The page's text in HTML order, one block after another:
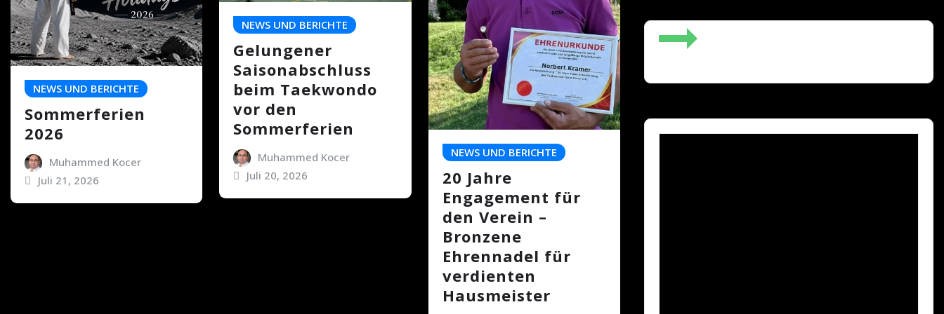
NEWS UND BERICHTE
Sommerferien
2026
Muhammed Kocer
Juli 21, 2026
NEWS UND BERICHTE
Gelungener
Saisonabschluss
beim Taekwondo
vor den
Sommerferien
Muhammed Kocer
Juli 20, 2026
NEWS UND BERICHTE
20 Jahre
Engagement für
den Verein –
Bronzene
Ehrennadel für
verdienten
Hausmeister